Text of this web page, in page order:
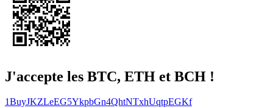
J'accepte les BTC, ETH et BCH !
1BuyJKZLeEG5YkpbGn4QhtNTxhUqtpEGKf